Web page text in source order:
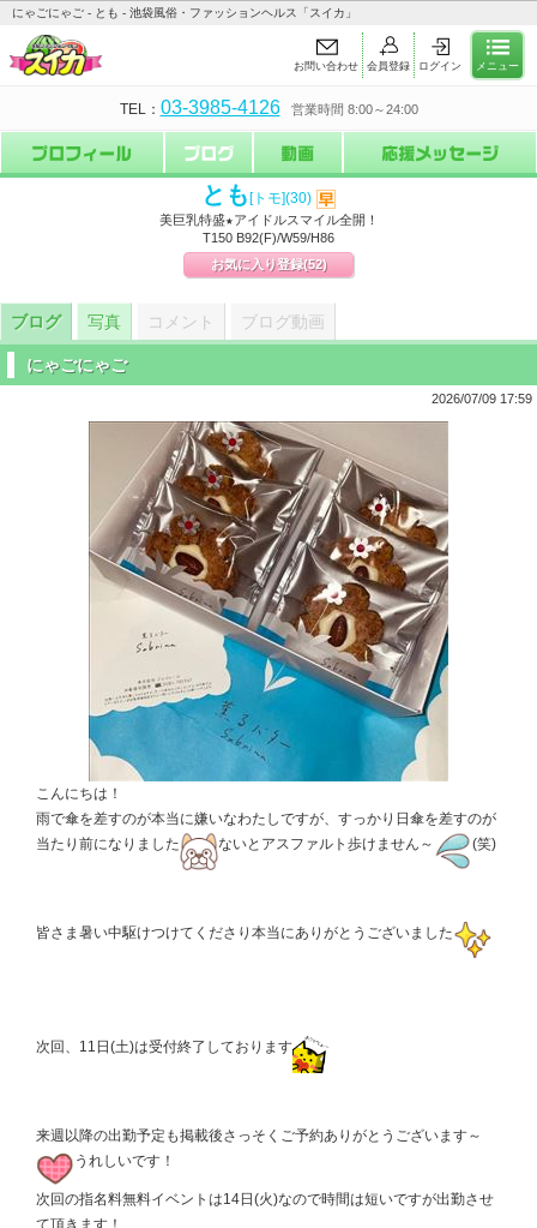
にゃごにゃご - とも - 池袋風俗・ファッションヘルス「スイカ」
お問い合わせ 会員登録 ログイン メニュー
TEL： 03-3985-4126 営業時間 8:00～24:00
とも [トモ](30)
美巨乳特盛★アイドルスマイル全開！
T150 B92(F)/W59/H86
お気に入り登録(52)
ブログ 写真 コメント ブログ動画
にゃごにゃご
2026/07/09 17:59
こんにちは！
雨で傘を差すのが本当に嫌いなわたしですが、すっかり日傘を差すのが
当たり前になりました
ないとアスファルト歩けません～ (笑)
皆さま暑い中駆けつけてくださり本当にありがとうございました
次回、11日(土)は受付終了しております
来週以降の出勤予定も掲載後さっそくご予約ありがとうございます～
うれしいです！
次回の指名料無料イベントは14日(火)なので時間は短いですが出勤させ
て頂きます！